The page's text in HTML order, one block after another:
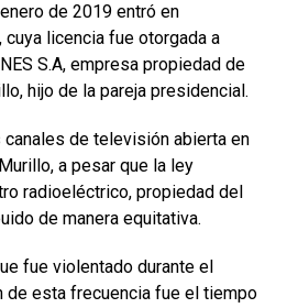
de 2019 entró en
licencia fue otorgada a
S.A, empresa propiedad de
hijo de la pareja presidencial.
de televisión abierta en
a pesar que la ley
radioeléctrico, propiedad del
de manera equitativa.
fue violentado durante el
de esta frecuencia fue el tiempo